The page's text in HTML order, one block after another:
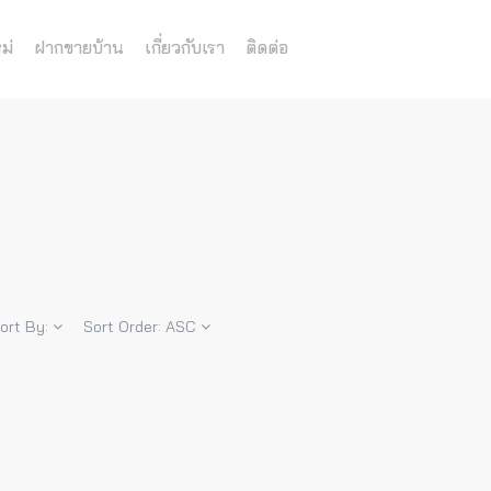
ฝากขายบ้าน เกี่ยวกับเรา ติดต่อ
By: Sort Order: ASC